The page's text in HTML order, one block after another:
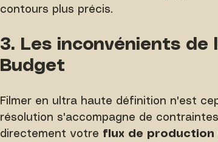
contours plus précis.
3. Les inconvénients de
Budget
Filmer en ultra haute définition n'est
résolution s'accompagne de
directement votre flux de production